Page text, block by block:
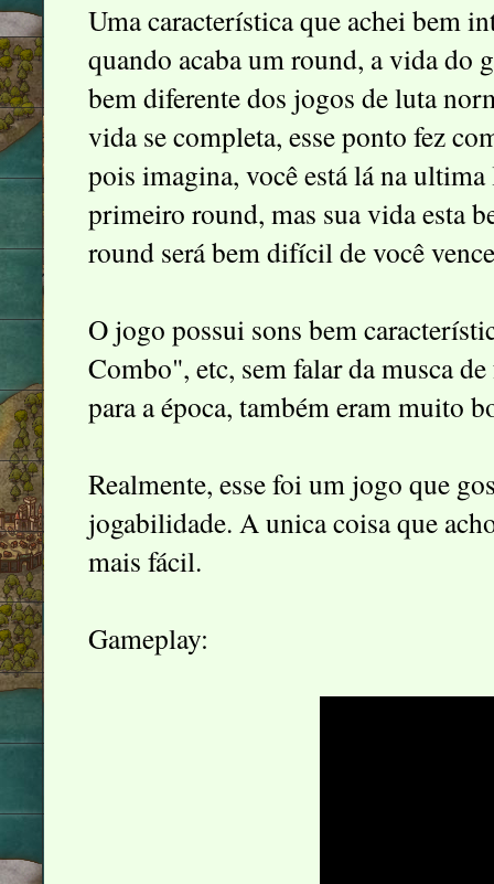
Uma característica que achei bem
quando acaba um round, a vida do
bem diferente dos jogos de luta
vida se completa, esse ponto fez
pois imagina, você está lá na
primeiro round, mas sua vida esta
round será bem difícil de você
O jogo possui sons bem
Combo", etc, sem falar da musca
para a época, também eram muito
Realmente, esse foi um jogo que
jogabilidade. A unica coisa que
mais fácil.
Gameplay: